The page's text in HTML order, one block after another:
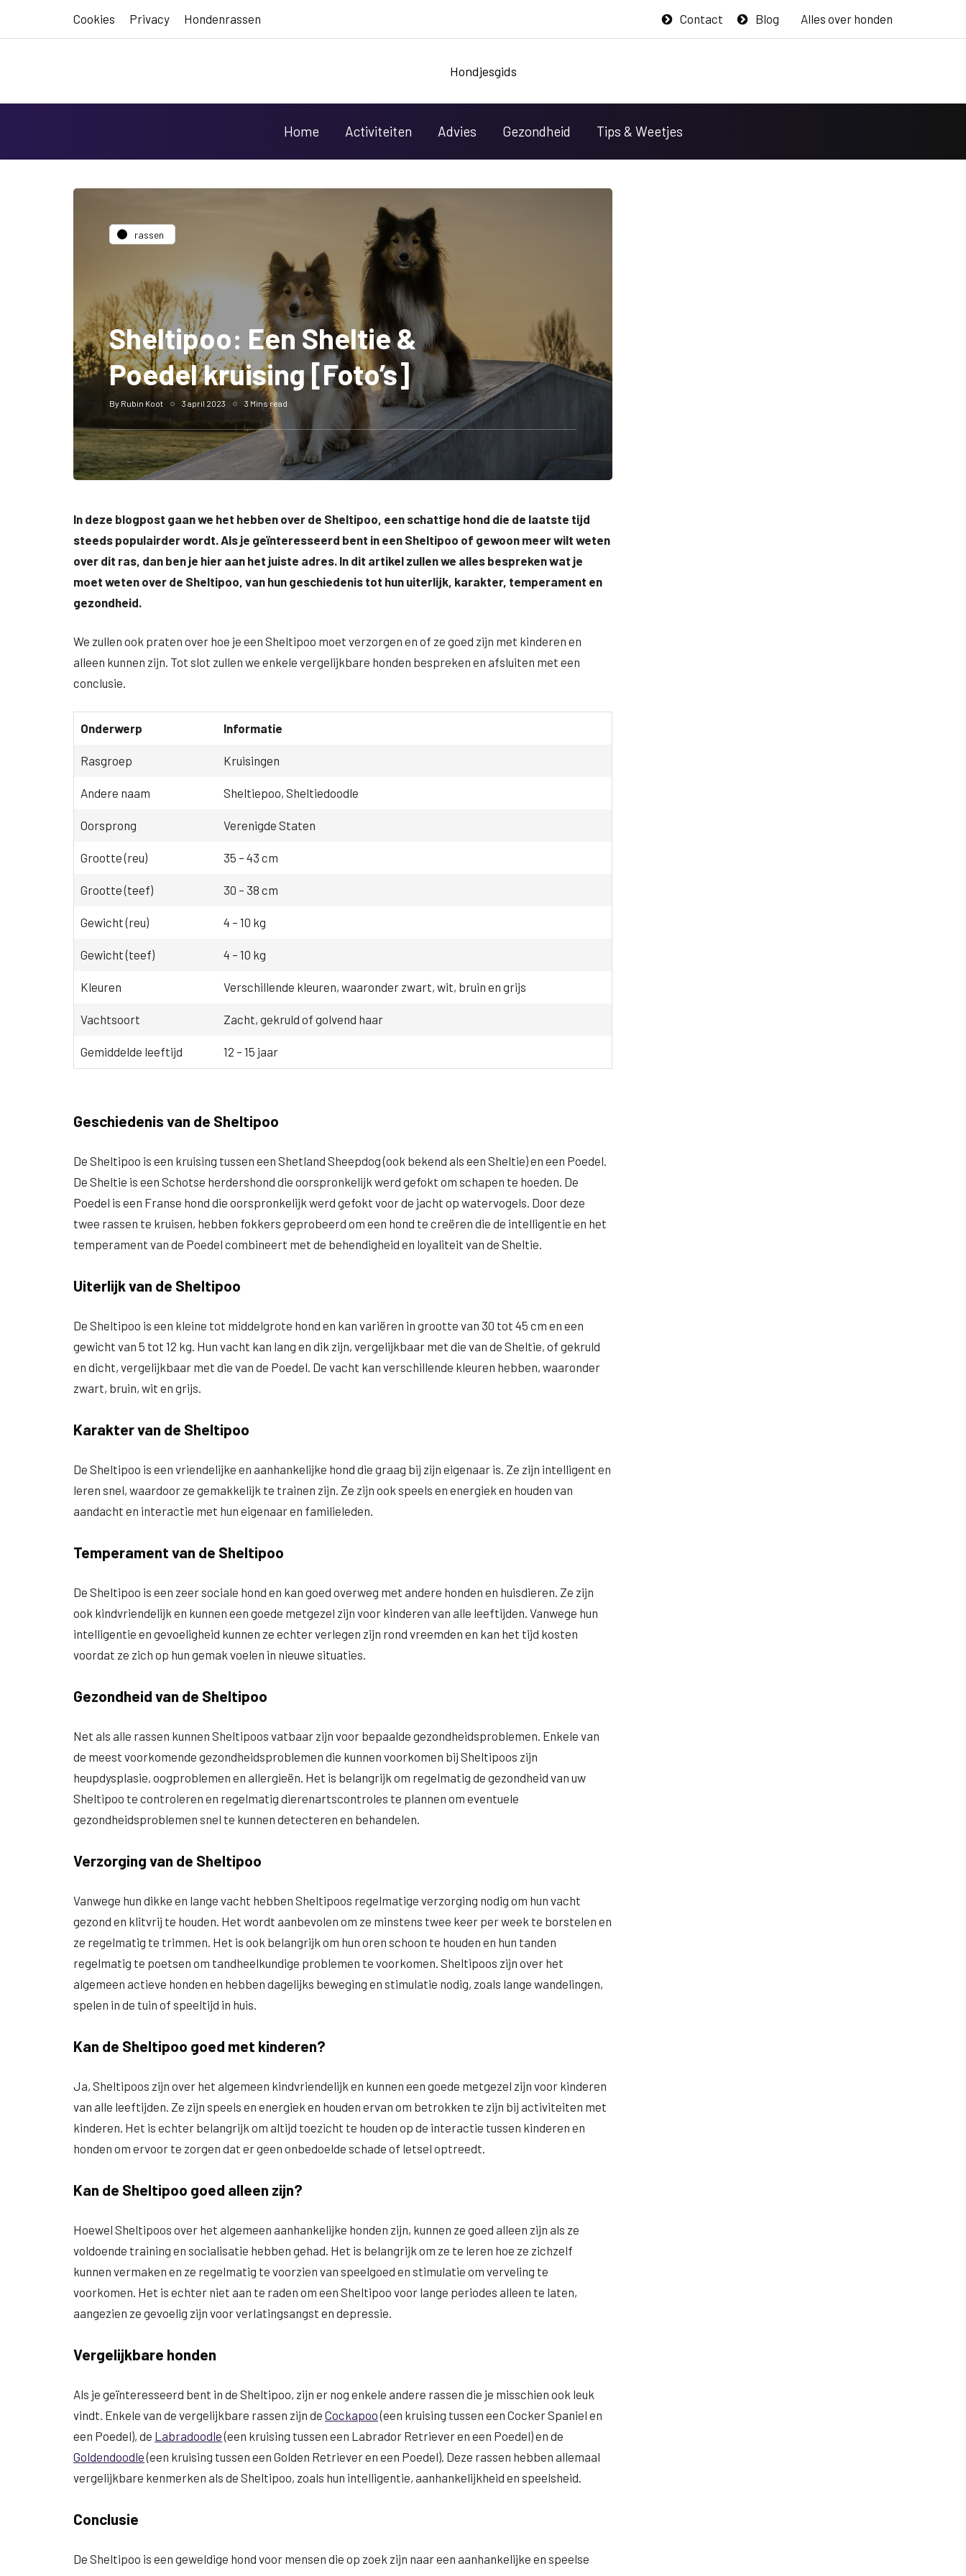
Cookies Privacy Hondenrassen Blog
Contact Alles over honden
Hondjesgids
Home Activiteiten Advies Gezondheid Tips & Weetjes
rassen
Sheltipoo: Een Sheltie &
Poedel kruising [Foto’s]
By Rubin Koot 3 april 2023 3 Mins read
In deze blogpost gaan we het hebben over de Sheltipoo, een schattige hond die de laatste tijd
steeds populairder wordt. Als je geïnteresseerd bent in een Sheltipoo of gewoon meer wilt weten
over dit ras, dan ben je hier aan het juiste adres. In dit artikel zullen we alles bespreken wat je
moet weten over de Sheltipoo, van hun geschiedenis tot hun uiterlijk, karakter, temperament en
gezondheid.
We zullen ook praten over hoe je een Sheltipoo moet verzorgen en of ze goed zijn met kinderen en
alleen kunnen zijn. Tot slot zullen we enkele vergelijkbare honden bespreken en afsluiten met een
conclusie.
Onderwerp Informatie
Rasgroep Kruisingen
Andere naam Sheltiepoo, Sheltiedoodle
Oorsprong Verenigde Staten
Grootte (reu) 35 – 43 cm
Grootte (teef) 30 – 38 cm
Gewicht (reu) 4 – 10 kg
Gewicht (teef) 4 – 10 kg
Kleuren Verschillende kleuren, waaronder zwart, wit, bruin en grijs
Vachtsoort Zacht, gekruld of golvend haar
Gemiddelde leeftijd 12 – 15 jaar
Geschiedenis van de Sheltipoo
De Sheltipoo is een kruising tussen een Shetland Sheepdog (ook bekend als een Sheltie) en een Poedel.
De Sheltie is een Schotse herdershond die oorspronkelijk werd gefokt om schapen te hoeden. De
Poedel is een Franse hond die oorspronkelijk werd gefokt voor de jacht op watervogels. Door deze
twee rassen te kruisen, hebben fokkers geprobeerd om een hond te creëren die de intelligentie en het
temperament van de Poedel combineert met de behendigheid en loyaliteit van de Sheltie.
Uiterlijk van de Sheltipoo
De Sheltipoo is een kleine tot middelgrote hond en kan variëren in grootte van 30 tot 45 cm en een
gewicht van 5 tot 12 kg. Hun vacht kan lang en dik zijn, vergelijkbaar met die van de Sheltie, of gekruld
en dicht, vergelijkbaar met die van de Poedel. De vacht kan verschillende kleuren hebben, waaronder
zwart, bruin, wit en grijs.
Karakter van de Sheltipoo
De Sheltipoo is een vriendelijke en aanhankelijke hond die graag bij zijn eigenaar is. Ze zijn intelligent en
leren snel, waardoor ze gemakkelijk te trainen zijn. Ze zijn ook speels en energiek en houden van
aandacht en interactie met hun eigenaar en familieleden.
Temperament van de Sheltipoo
De Sheltipoo is een zeer sociale hond en kan goed overweg met andere honden en huisdieren. Ze zijn
ook kindvriendelijk en kunnen een goede metgezel zijn voor kinderen van alle leeftijden. Vanwege hun
intelligentie en gevoeligheid kunnen ze echter verlegen zijn rond vreemden en kan het tijd kosten
voordat ze zich op hun gemak voelen in nieuwe situaties.
Gezondheid van de Sheltipoo
Net als alle rassen kunnen Sheltipoos vatbaar zijn voor bepaalde gezondheidsproblemen. Enkele van
de meest voorkomende gezondheidsproblemen die kunnen voorkomen bij Sheltipoos zijn
heupdysplasie, oogproblemen en allergieën. Het is belangrijk om regelmatig de gezondheid van uw
Sheltipoo te controleren en regelmatig dierenartscontroles te plannen om eventuele
gezondheidsproblemen snel te kunnen detecteren en behandelen.
Verzorging van de Sheltipoo
Vanwege hun dikke en lange vacht hebben Sheltipoos regelmatige verzorging nodig om hun vacht
gezond en klitvrij te houden. Het wordt aanbevolen om ze minstens twee keer per week te borstelen en
ze regelmatig te trimmen. Het is ook belangrijk om hun oren schoon te houden en hun tanden
regelmatig te poetsen om tandheelkundige problemen te voorkomen. Sheltipoos zijn over het
algemeen actieve honden en hebben dagelijks beweging en stimulatie nodig, zoals lange wandelingen,
spelen in de tuin of speeltijd in huis.
Kan de Sheltipoo goed met kinderen?
Ja, Sheltipoos zijn over het algemeen kindvriendelijk en kunnen een goede metgezel zijn voor kinderen
van alle leeftijden. Ze zijn speels en energiek en houden ervan om betrokken te zijn bij activiteiten met
kinderen. Het is echter belangrijk om altijd toezicht te houden op de interactie tussen kinderen en
honden om ervoor te zorgen dat er geen onbedoelde schade of letsel optreedt.
Kan de Sheltipoo goed alleen zijn?
Hoewel Sheltipoos over het algemeen aanhankelijke honden zijn, kunnen ze goed alleen zijn als ze
voldoende training en socialisatie hebben gehad. Het is belangrijk om ze te leren hoe ze zichzelf
kunnen vermaken en ze regelmatig te voorzien van speelgoed en stimulatie om verveling te
voorkomen. Het is echter niet aan te raden om een Sheltipoo voor lange periodes alleen te laten,
aangezien ze gevoelig zijn voor verlatingsangst en depressie.
Vergelijkbare honden
Als je geïnteresseerd bent in de Sheltipoo, zijn er nog enkele andere rassen die je misschien ook leuk
vindt. Enkele van de vergelijkbare rassen zijn de Cockapoo(een kruising tussen een Cocker Spaniel en
een Poedel), de Labradoodle(een kruising tussen een Labrador Retriever en een Poedel) en de
Goldendoodle(een kruising tussen een Golden Retriever en een Poedel). Deze rassen hebben allemaal
vergelijkbare kenmerken als de Sheltipoo, zoals hun intelligentie, aanhankelijkheid en speelsheid.
Conclusie
De Sheltipoo is een geweldige hond voor mensen die op zoek zijn naar een aanhankelijke en speelse